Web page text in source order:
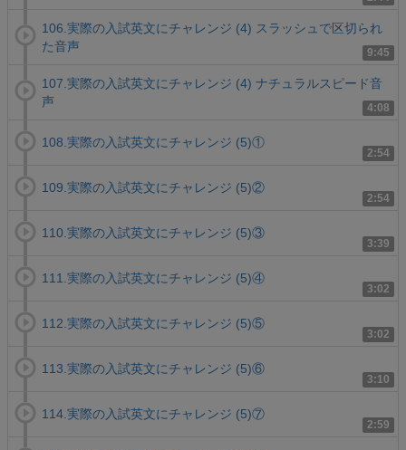
9:45
106.実際の入試英文にチャレンジ (4) スラッシュで区切られ
た音声
4:08
107.実際の入試英文にチャレンジ (4) ナチュラルスピード音
声
2:54
108.実際の入試英文にチャレンジ (5)①
2:54
109.実際の入試英文にチャレンジ (5)②
3:39
110.実際の入試英文にチャレンジ (5)③
3:02
111.実際の入試英文にチャレンジ (5)④
3:02
112.実際の入試英文にチャレンジ (5)⑤
3:10
113.実際の入試英文にチャレンジ (5)⑥
2:59
114.実際の入試英文にチャレンジ (5)⑦